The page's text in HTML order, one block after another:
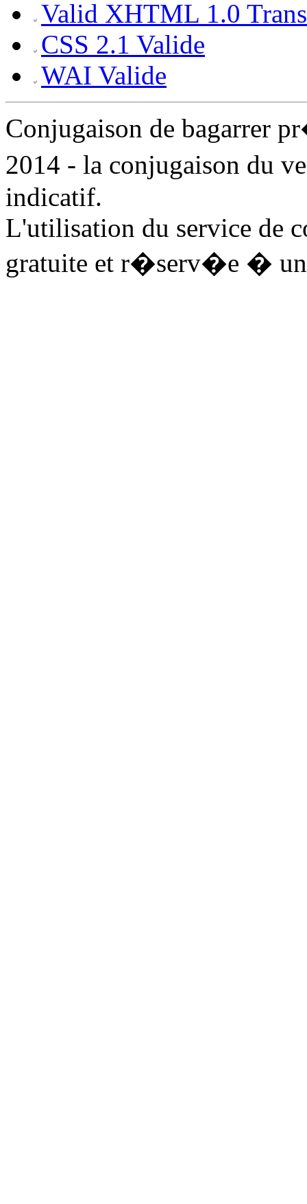
Valid XHTML 1.0
CSS 2.1 Valide
WAI Valide
Conjugaison de bagarrer
2014 - la conjugaison du
indicatif.
L'utilisation du service de
gratuite et r�serv�e � un